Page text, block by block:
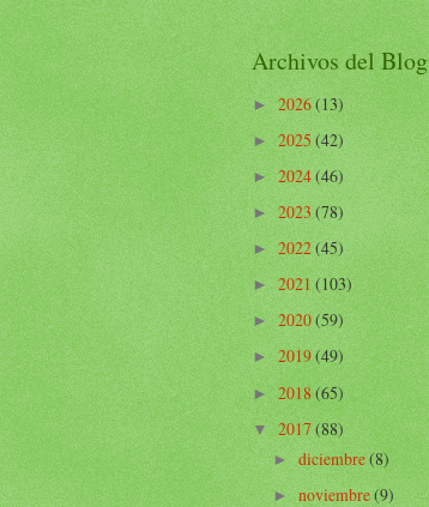
Archivos del Blog
►2026(13)
►2025(42)
►2024(46)
►2023(78)
►2022(45)
►2021(103)
►2020(59)
►2019(49)
►2018(65)
▼2017(88)
►diciembre(8)
►noviembre(9)